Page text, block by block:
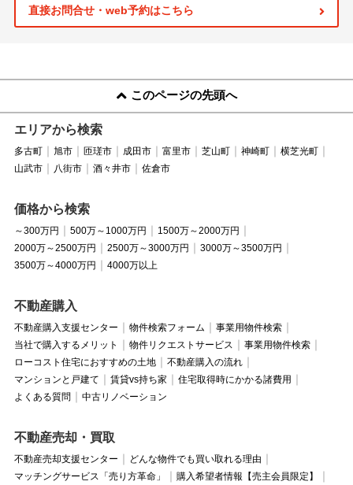
直接お問合せ・web予約はこちら
このページの先頭へ
エリアから検索
多古町 旭市 匝瑳市 成田市 富里市 芝山町 神崎町
横芝光町
山武市
八街市 酒々井市 佐倉市
価格から検索
～300万円 500万～1000万円
1500万～2000万円
2000万～2500万円
2500万～3000万円
3000万～3500万円
3500万～4000万円
4000万以上
不動産購入
不動産購入支援センター 物件検索フォーム
事業用物件検索
当社で購入するメリット
物件リクエストサービス
事業用物件検索
ローコスト住宅におすすめの土地
不動産購入の流れ
マンションと戸建て
賃貸vs持ち家
住宅取得時にかかる諸費用
よくある質問
中古リノベーション
不動産売却・買取
不動産売却支援センター
どんな物件でも買い取れる理由
マッチングサービス「売り方革命」
購入希望者情報【売主会員限定】